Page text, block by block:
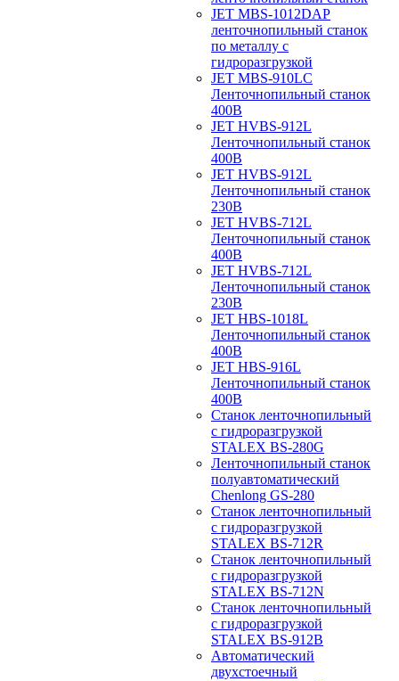
JET MBS-1012DAP
ленточнопильный станок
по металлу с
гидроразгрузкой
JET MBS-910LC
Ленточнопильный станок
400В
JET HVBS-912L
Ленточнопильный станок
400В
JET HVBS-912L
Ленточнопильный станок
230В
JET HVBS-712L
Ленточнопильный станок
400В
JET HVBS-712L
Ленточнопильный станок
230В
JET HBS-1018L
Ленточнопильный станок
400В
JET HBS-916L
Ленточнопильный станок
400В
Станок ленточнопильный
с гидроразгрузкой
STALEX BS-280G
Ленточнопильный станок
полуавтоматический
Chenlong GS-280
Станок ленточнопильный
с гидроразгрузкой
STALEX BS-712R
Станок ленточнопильный
с гидроразгрузкой
STALEX BS-712N
Станок ленточнопильный
с гидроразгрузкой
STALEX BS-912B
Автоматический
двухстоечный